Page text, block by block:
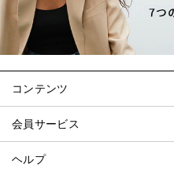
コンテンツ
会員サービス
ヘルプ